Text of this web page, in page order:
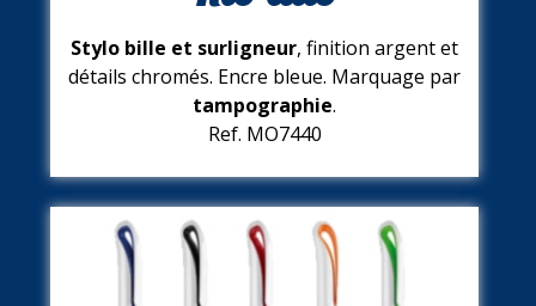
Stylo bille et surligneur, finition argent et
détails chromés. Encre bleue. Marquage par
tampographie.
Ref. MO7440